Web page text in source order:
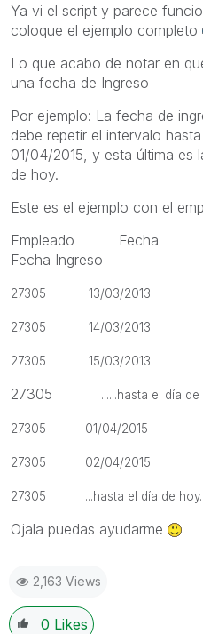
Ya vi el script y parece
coloque el ejemplo completo
Lo que acabo de notar en
una fecha de Ingreso
Por ejemplo: La fecha de
debe repetir el intervalo
01/04/2015, y esta última es
de hoy.
Este es el ejemplo con el
Fecha Ingreso
27305 13/03/
27305 14/03/
27305 15/03/
27305 ......hasta el día
27305 01/04/
27305 02/04/
27305 ...hasta el día
Ojala puedas ayudarme
2,163 Views
0 Likes